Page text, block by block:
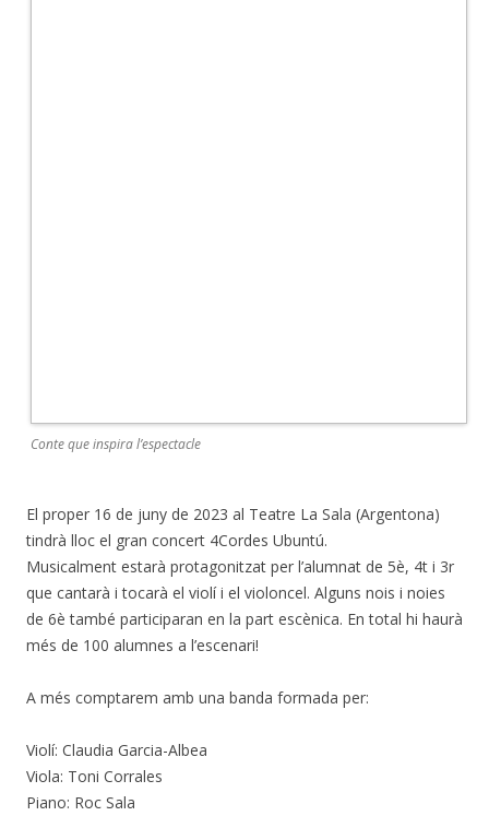
Conte que inspira l’espectacle
El proper 16 de juny de 2023 al Teatre La Sala (Argentona)
tindrà lloc el gran concert 4Cordes Ubuntú.
Musicalment estarà protagonitzat per l’alumnat de 5è, 4t i 3r
que cantarà i tocarà el violí i el violoncel. Alguns nois i noies
de 6è també participaran en la part escènica. En total hi haurà
més de 100 alumnes a l’escenari!
A més comptarem amb una banda formada per:
Violí: Claudia Garcia-Albea
Viola: Toni Corrales
Piano: Roc Sala